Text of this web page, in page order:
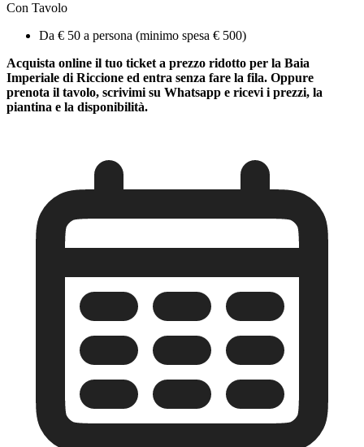
Con Tavolo
Da € 50 a persona (minimo spesa € 500)
Acquista online il tuo ticket a prezzo ridotto per la Baia
Imperiale di Riccione ed entra senza fare la fila. Oppure
prenota il tavolo, scrivimi su Whatsapp e ricevi i prezzi, la
piantina e la disponibilità.